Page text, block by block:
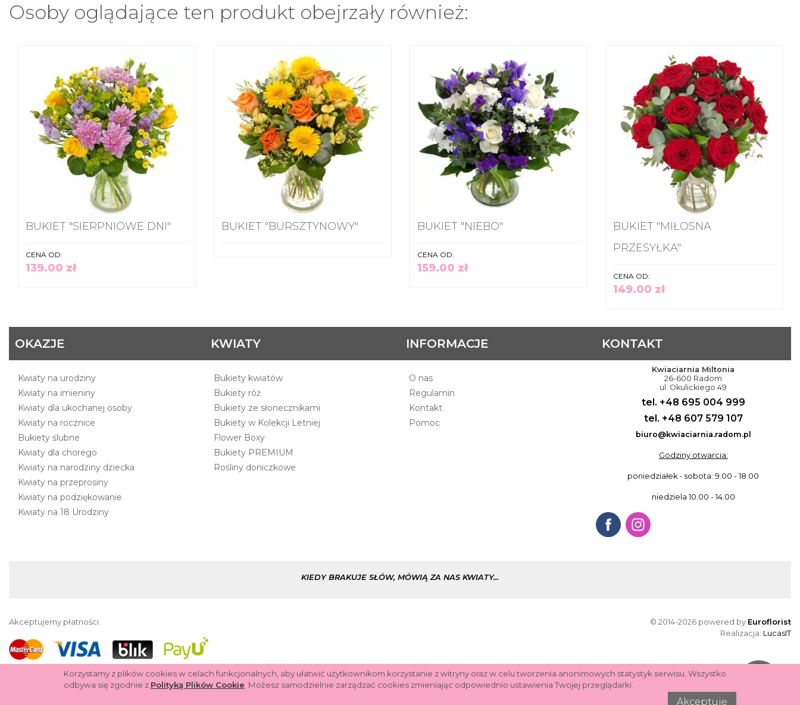
Osoby oglądające ten produkt obejrzały również:
BUKIET "SIERPNIOWE DNI"
CENA OD:
139.00 zł
BUKIET "BURSZTYNOWY" BUKIET "NIEBO"
CENA OD:
159.00 zł
BUKIET "MIŁOSNA
PRZESYŁKA"
CENA OD:
149.00 zł
OKAZJE
Kwiaty na urodziny
Kwiaty na imieniny
Kwiaty dla ukochanej osoby
Kwiaty na rocznice
Bukiety ślubne
Kwiaty dla chorego
Kwiaty na narodziny dziecka
Kwiaty na przeprosiny
Kwiaty na podziękowanie
Kwiaty na 18 Urodziny
KWIATY
Bukiety kwiatów
Bukiety róż
Bukiety ze słonecznikami
Bukiety w Kolekcji Letniej
Flower Boxy
Bukiety PREMIUM
Rośliny doniczkowe
INFORMACJE
O nas
Regulamin
Kontakt
Pomoc
KONTAKT
Kwiaciarnia Miltonia
26-600 Radom
ul. Okulickiego 49
tel. +48 695 004 999
tel. +48 607 579 107
biuro@kwiaciarnia.radom.pl
Godziny otwarcia:
poniedziałek - sobota: 9.00 - 18.00
niedziela 10.00 - 14.00
KIEDY BRAKUJE SŁÓW, MÓWIĄ ZA NAS KWIATY...
Akceptujemy płatności: © 2014-2026 powered by Euroflorist
Realizacja: LucasIT
Korzystamy z plików cookies w celach funkcjonalnych, aby ułatwić użytkownikom korzystanie z witryny oraz w celu tworzenia anonimowych statystyk serwisu. Wszystko
odbywa się zgodnie z Polityką Plików Cookie . Możesz samodzielnie zarządzać cookies zmieniając odpowiednio ustawienia Twojej przeglądarki.
Akceptuję